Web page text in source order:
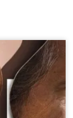
télé ou en